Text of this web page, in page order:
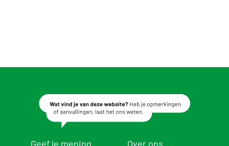
Geef je mening Over ons